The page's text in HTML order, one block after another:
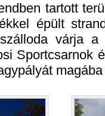
tartott
épült
várja a
Sportcsarnok